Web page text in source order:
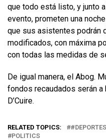
que todo está listo, y junto
evento, prometen una
que sus asistentes podrán
modificados, con máxima
con todas las medidas de
De igual manera, el Abog.
fondos recaudados serán
D’Cuire.
RELATED TOPICS: #DEPORTES
POLITICS